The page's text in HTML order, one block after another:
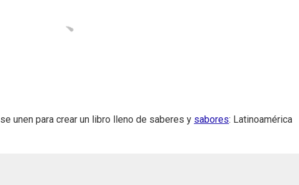
se unen para crear un libro lleno de saberes y sabores: Latinoamérica